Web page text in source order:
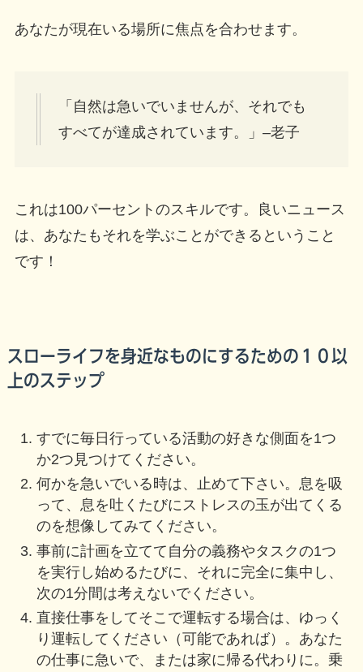
あなたが現在いる場所に焦点を合わせます。
「自然は急いでいませんが、それでも
すべてが達成されています。」–老子
これは100パーセントのスキルです。良いニュース
は、あなたもそれを学ぶことができるということ
です！
スローライフを身近なものにするための１０以
上のステップ
すでに毎日行っている活動の好きな側面を1つ
か2つ見つけてください。
何かを急いでいる時は、止めて下さい。息を吸
って、息を吐くたびにストレスの玉が出てくる
のを想像してみてください。
事前に計画を立てて自分の義務やタスクの1つ
を実行し始めるたびに、それに完全に集中し、
次の1分間は考えないでください。
直接仕事をしてそこで運転する場合は、ゆっく
り運転してください（可能であれば）。あなた
の仕事に急いで、または家に帰る代わりに。乗